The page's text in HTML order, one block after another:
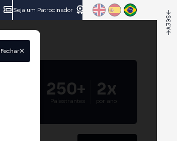
Seja um Patrocinador
250+
Palestrantes
2x
por ano
Fechar